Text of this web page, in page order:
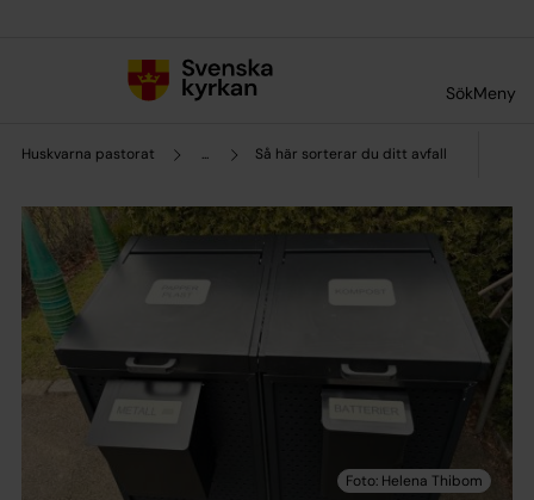
SökMeny
Huskvarna pastorat ... Så här sorterar du ditt avfall